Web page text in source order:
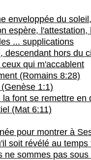
enveloppée du
espère,
... supplications
descendant hors du
qui m'accablent
(Romains 8:28)
1:1)
font se remettre
(Mat 6:11)
pour montrer à
soit révélé au
sommes pas